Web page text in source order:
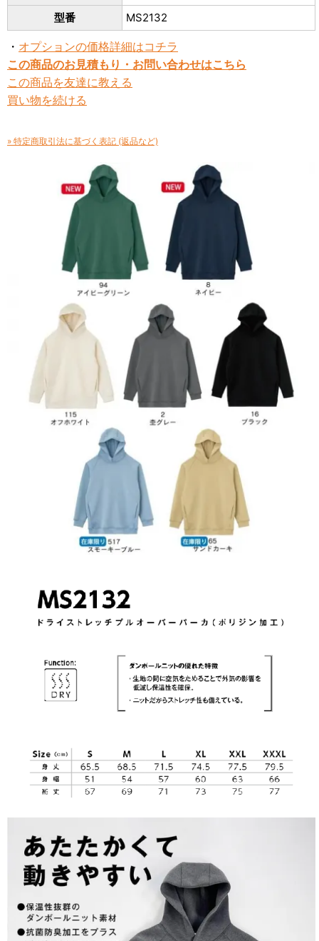
型番 MS2132
・ オプションの価格詳細はコチラ
この商品のお見積もり・お問い合わせはこちら
この商品を友達に教える
買い物を続ける
» 特定商取引法に基づく表記 (返品など)